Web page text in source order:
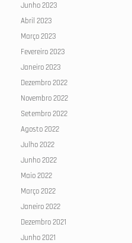
Junho 2023
Abril 2023
Março 2023
Fevereiro 2023
Janeiro 2023
Dezembro 2022
Novembro 2022
Setembro 2022
Agosto 2022
Julho 2022
Junho 2022
Maio 2022
Março 2022
Janeiro 2022
Dezembro 2021
Junho 2021